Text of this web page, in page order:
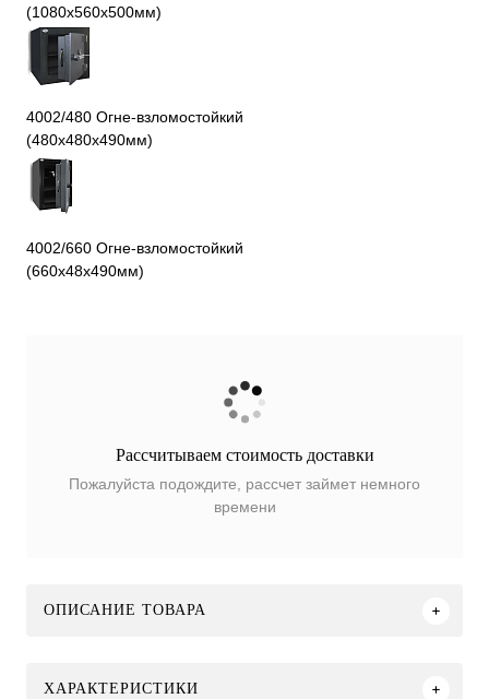
(1080х560х500мм)
4002/480 Огне-взломостойкий
(480х480х490мм)
4002/660 Огне-взломостойкий
(660х48х490мм)
Рассчитываем стоимость доставки
Пожалуйста подождите, рассчет займет немного
времени
ОПИСАНИЕ ТОВАРА
ХАРАКТЕРИСТИКИ